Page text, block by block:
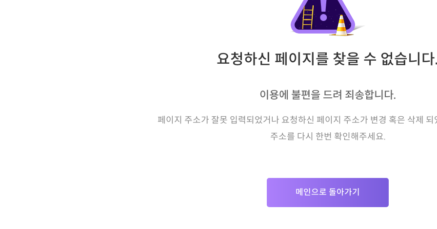
요청하신 페이지를 찾을 수 없습니다.
이용에 불편을 드려 죄송합니다.
페이지 주소가 잘못 입력되었거나 요청하신 페이지 주소가 변경 혹은 삭제 되
주소를 다시 한번 확인해주세요.
메인으로 돌아가기